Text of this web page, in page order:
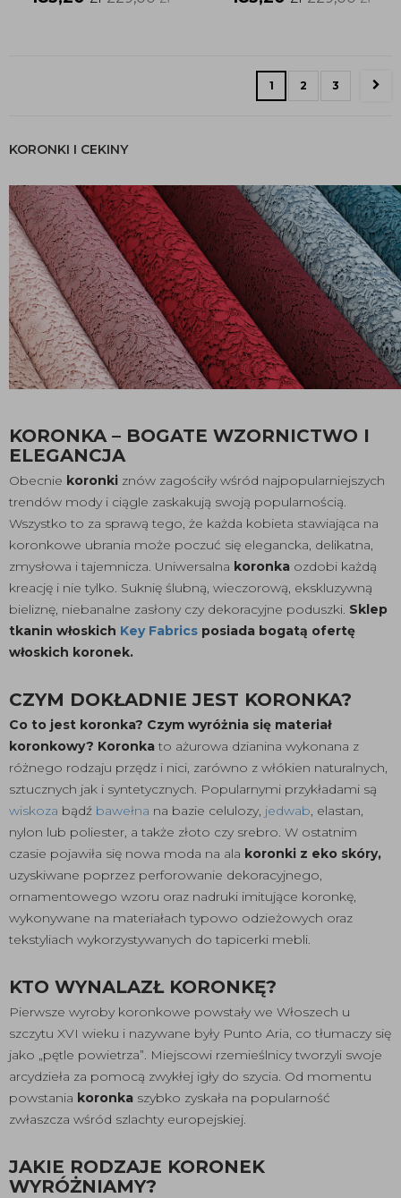
1 2 3
KORONKI I CEKINY
KORONKA – BOGATE WZORNICTWO I
ELEGANCJA
Obecnie koronki znów zagościły wśród najpopularniejszych
trendów mody i ciągle zaskakują swoją popularnością.
Wszystko to za sprawą tego, że każda kobieta stawiająca na
koronkowe ubrania może poczuć się elegancka, delikatna,
zmysłowa i tajemnicza. Uniwersalna koronka ozdobi każdą
kreację i nie tylko. Suknię ślubną, wieczorową, ekskluzywną
bieliznę, niebanalne zasłony czy dekoracyjne poduszki. Sklep
tkanin włoskich Key Fabrics posiada bogatą ofertę
włoskich koronek.
CZYM DOKŁADNIE JEST KORONKA?
Co to jest koronka? Czym wyróżnia się materiał
koronkowy? Koronka to ażurowa dzianina wykonana z
różnego rodzaju przędz i nici, zarówno z włókien naturalnych,
sztucznych jak i syntetycznych. Popularnymi przykładami są
wiskoza bądź bawełna na bazie celulozy, jedwab , elastan,
nylon lub poliester, a także złoto czy srebro. W ostatnim
czasie pojawiła się nowa moda na ala koronki z eko skóry,
uzyskiwane poprzez perforowanie dekoracyjnego,
ornamentowego wzoru oraz nadruki imitujące koronkę,
wykonywane na materiałach typowo odzieżowych oraz
tekstyliach wykorzystywanych do tapicerki mebli.
KTO WYNALAZŁ KORONKĘ?
Pierwsze wyroby koronkowe powstały we Włoszech u
szczytu XVI wieku i nazywane były Punto Aria, co tłumaczy się
jako „pętle powietrza”. Miejscowi rzemieślnicy tworzyli swoje
arcydzieła za pomocą zwykłej igły do szycia. Od momentu
powstania koronka szybko zyskała na popularność
zwłaszcza wśród szlachty europejskiej.
JAKIE RODZAJE KORONEK
WYRÓŻNIAMY?